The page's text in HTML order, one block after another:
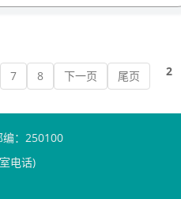
2
7 8 下一页 尾页
编：250100
电话)